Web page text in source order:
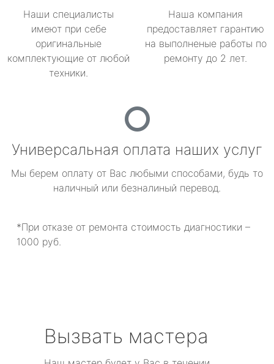
Наши специалисты
имеют при себе
оригинальные
комплектующие от любой
техники.
Наша компания
предоставляет гарантию
на выполненые работы по
ремонту до 2 лет.
Универсальная оплата наших услуг
Мы берем оплату от Вас любыми способами, будь то
наличный или безналиный перевод.
*При отказе от ремонта стоимость диагностики –
1000 руб.
Вызвать мастера